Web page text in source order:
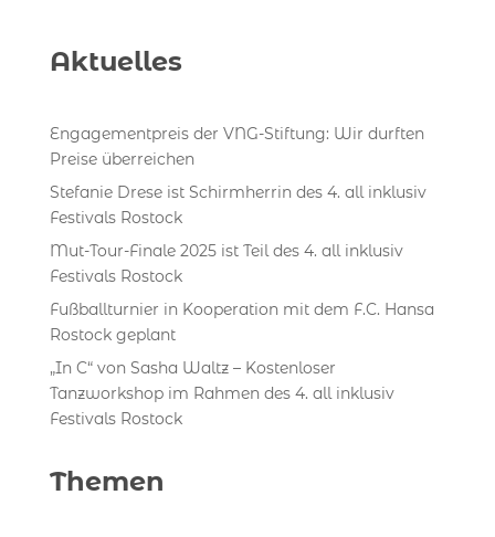
Aktuelles
Engagementpreis der VNG-Stiftung: Wir durften
Preise überreichen
Stefanie Drese ist Schirmherrin des 4. all inklusiv
Festivals Rostock
Mut-Tour-Finale 2025 ist Teil des 4. all inklusiv
Festivals Rostock
Fußballturnier in Kooperation mit dem F.C. Hansa
Rostock geplant
„In C“ von Sasha Waltz – Kostenloser
Tanzworkshop im Rahmen des 4. all inklusiv
Festivals Rostock
Themen